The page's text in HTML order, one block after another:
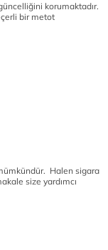
korumaktadır.
bir metot
Halen sigara
size yardımcı